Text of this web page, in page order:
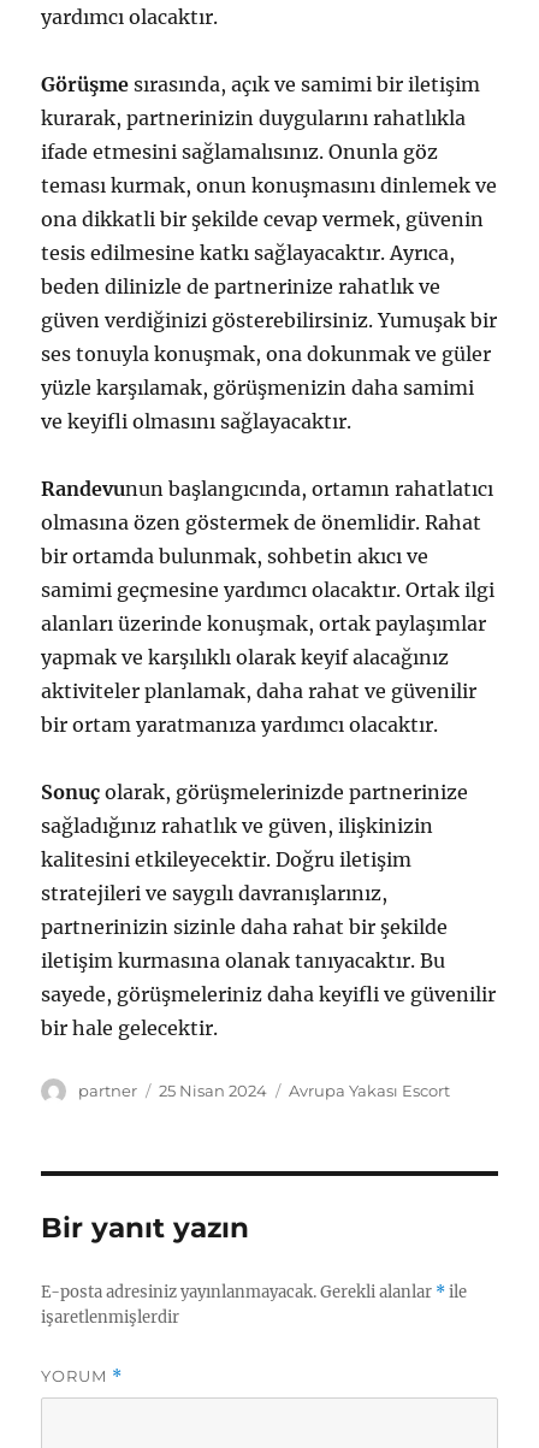
yardımcı olacaktır.
Görüşme sırasında, açık ve samimi bir iletişim
kurarak, partnerinizin duygularını rahatlıkla
ifade etmesini sağlamalısınız. Onunla göz
teması kurmak, onun konuşmasını dinlemek ve
ona dikkatli bir şekilde cevap vermek, güvenin
tesis edilmesine katkı sağlayacaktır. Ayrıca,
beden dilinizle de partnerinize rahatlık ve
güven verdiğinizi gösterebilirsiniz. Yumuşak bir
ses tonuyla konuşmak, ona dokunmak ve güler
yüzle karşılamak, görüşmenizin daha samimi
ve keyifli olmasını sağlayacaktır.
Randevunun başlangıcında, ortamın rahatlatıcı
olmasına özen göstermek de önemlidir. Rahat
bir ortamda bulunmak, sohbetin akıcı ve
samimi geçmesine yardımcı olacaktır. Ortak ilgi
alanları üzerinde konuşmak, ortak paylaşımlar
yapmak ve karşılıklı olarak keyif alacağınız
aktiviteler planlamak, daha rahat ve güvenilir
bir ortam yaratmanıza yardımcı olacaktır.
Sonuç olarak, görüşmelerinizde partnerinize
sağladığınız rahatlık ve güven, ilişkinizin
kalitesini etkileyecektir. Doğru iletişim
stratejileri ve saygılı davranışlarınız,
partnerinizin sizinle daha rahat bir şekilde
iletişim kurmasına olanak tanıyacaktır. Bu
sayede, görüşmeleriniz daha keyifli ve güvenilir
bir hale gelecektir.
Yazar
partner
Yayın
25 Nisan 2024 Kategoriler
Avrupa Yakası Escort
Bir yanıt yazın
E-posta adresiniz yayınlanmayacak. Gerekli alanlar *ile
işaretlenmişlerdir
YORUM *